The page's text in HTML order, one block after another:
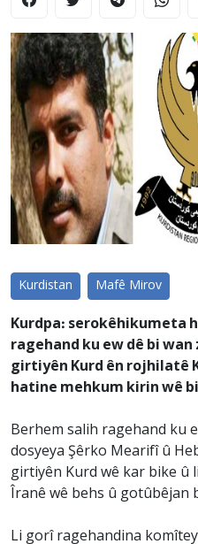
Kurdistan Mafê Mirov
Kurdpa: serokêhikumeta
ragehand ku ew dê bi
girtiyên Kurd ên rojhilatê
hatine mehkum kirin wê
Berhem salih ragehand ku
dosyeya Şêrko Mearifî û
girtiyên Kurd wê kar bike û
Îranê wê behs û gotûbêjan
Li gorî ragehandina